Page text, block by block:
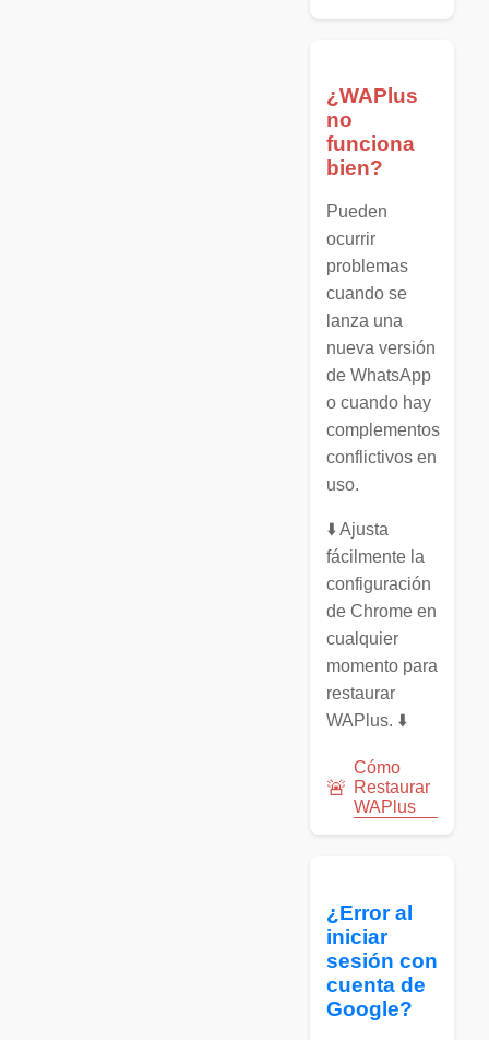
¿WAPlus
no
funciona
bien?
Pueden
ocurrir
problemas
cuando se
lanza una
nueva versión
de WhatsApp
o cuando hay
complementos
conflictivos en
uso.
⬇️ Ajusta
fácilmente la
configuración
de Chrome en
cualquier
momento para
restaurar
WAPlus. ⬇️
🚨
Cómo
Restaurar
WAPlus
¿Error al
iniciar
sesión con
cuenta de
Google?